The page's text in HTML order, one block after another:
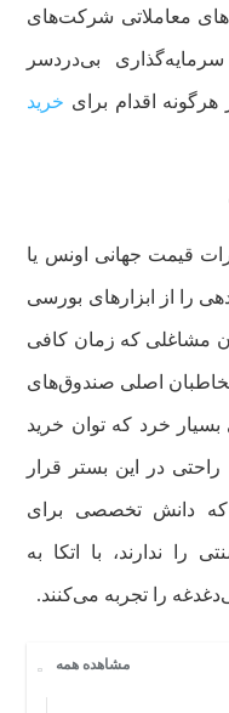
معاملاتی شرکت‌های
بی‌دردسر
اقدام برای خرید
قیمت جهانی اونس یا
را از ابزارهای بورسی
مشاغلی که زمان کافی
مخاطبان اصلی صندوق‌های
خرد که توان خرید
در این بستر قرار
که دانش تخصصی برای
را ندارند، با اتکا به
را تجربه می‌کنند.
مشاهده همه